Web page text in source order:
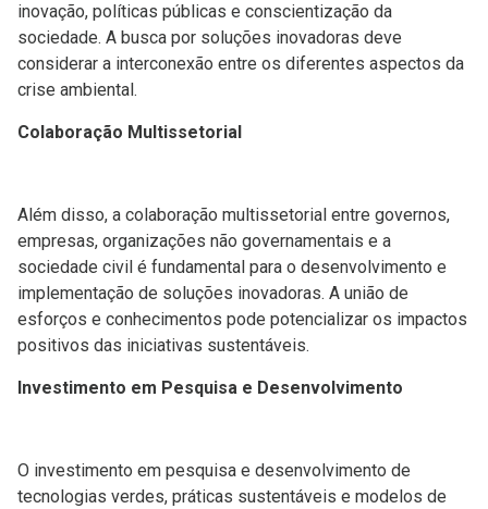
inovação, políticas públicas e conscientização da
sociedade. A busca por soluções inovadoras deve
considerar a interconexão entre os diferentes aspectos da
crise ambiental.
Colaboração Multissetorial
Além disso, a colaboração multissetorial entre governos,
empresas, organizações não governamentais e a
sociedade civil é fundamental para o desenvolvimento e
implementação de soluções inovadoras. A união de
esforços e conhecimentos pode potencializar os impactos
positivos das iniciativas sustentáveis.
Investimento em Pesquisa e Desenvolvimento
O investimento em pesquisa e desenvolvimento de
tecnologias verdes, práticas sustentáveis e modelos de